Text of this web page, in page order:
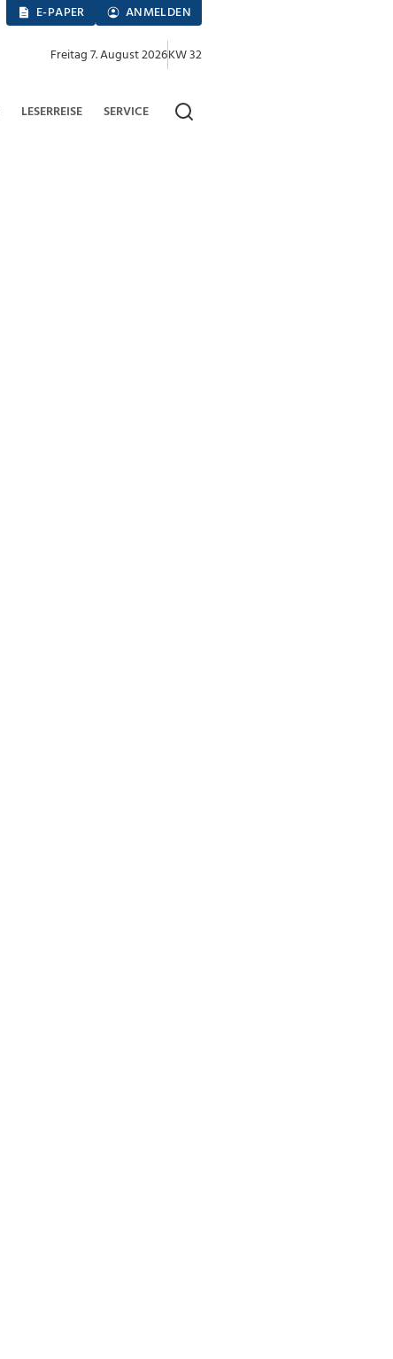
E-PAPER ANMELDEN
Freitag 7. August 2026KW 32
LESERREISE SERVICE